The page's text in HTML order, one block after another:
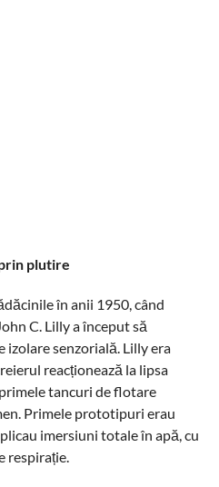
plutire
în anii 1950, când
C. Lilly a început să
izolare senzorială. Lilly era
reacționează la lipsa
tancuri de flotare
Primele prototipuri erau
imersiuni totale în apă, cu
respirație.